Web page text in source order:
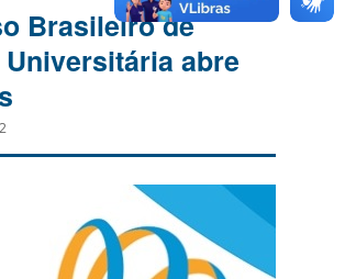
Brasileiro de
abre